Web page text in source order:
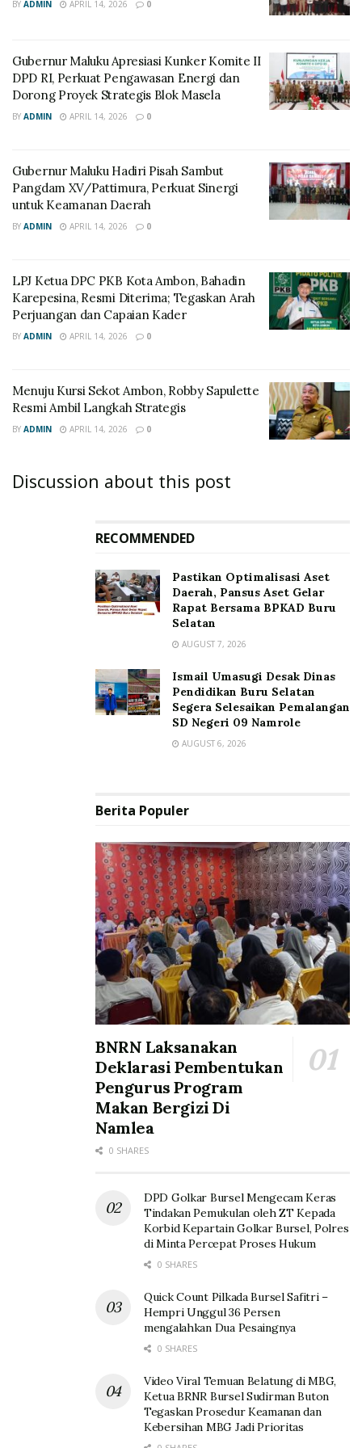
BY ADMIN APRIL 14, 2026 0
Gubernur Maluku Apresiasi Kunker Komite II
DPD RI, Perkuat Pengawasan Energi dan
Dorong Proyek Strategis Blok Masela
BY ADMIN APRIL 14, 2026 0
Gubernur Maluku Hadiri Pisah Sambut
Pangdam XV/Pattimura, Perkuat Sinergi
untuk Keamanan Daerah
BY ADMIN APRIL 14, 2026 0
LPJ Ketua DPC PKB Kota Ambon, Bahadin
Karepesina, Resmi Diterima; Tegaskan Arah
Perjuangan dan Capaian Kader
BY ADMIN APRIL 14, 2026 0
Menuju Kursi Sekot Ambon, Robby Sapulette
Resmi Ambil Langkah Strategis
BY ADMIN APRIL 14, 2026 0
Discussion about this post
RECOMMENDED
Pastikan Optimalisasi Aset
Daerah, Pansus Aset Gelar
Rapat Bersama BPKAD Buru
Selatan
AUGUST 7, 2026
Ismail Umasugi Desak Dinas
Pendidikan Buru Selatan
Segera Selesaikan Pemalangan
SD Negeri 09 Namrole
AUGUST 6, 2026
Berita Populer
BNRN Laksanakan
Deklarasi Pembentukan
Pengurus Program
Makan Bergizi Di
Namlea
0 SHARES
DPD Golkar Bursel Mengecam Keras
Tindakan Pemukulan oleh ZT Kepada
Korbid Kepartain Golkar Bursel, Polres
di Minta Percepat Proses Hukum
0 SHARES
Quick Count Pilkada Bursel Safitri –
Hempri Unggul 36 Persen
mengalahkan Dua Pesaingnya
0 SHARES
Video Viral Temuan Belatung di MBG,
Ketua BRNR Bursel Sudirman Buton
Tegaskan Prosedur Keamanan dan
Kebersihan MBG Jadi Prioritas